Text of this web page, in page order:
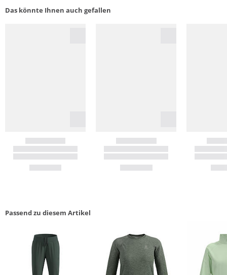
Das könnte Ihnen auch gefallen
Passend zu diesem Artikel